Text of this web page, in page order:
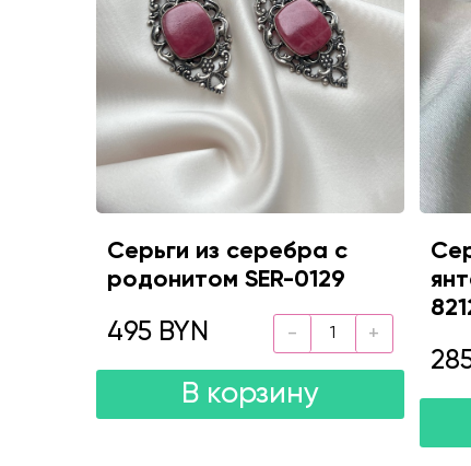
Серьги из серебра с
родонитом SER-0129
495 BYN
В корзину